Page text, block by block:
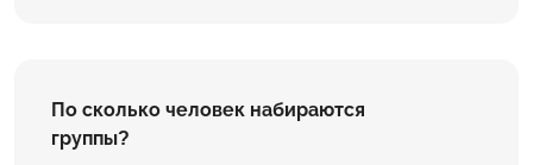
По сколько человек набираются
группы?